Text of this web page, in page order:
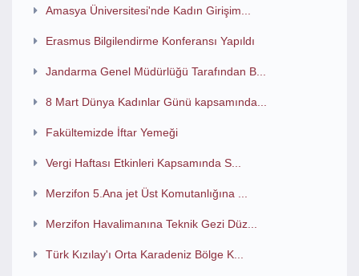
Amasya Üniversitesi'nde Kadın Girişim...
Erasmus Bilgilendirme Konferansı Yapıldı
Jandarma Genel Müdürlüğü Tarafından B...
8 Mart Dünya Kadınlar Günü kapsamında...
Fakültemizde İftar Yemeği
Vergi Haftası Etkinleri Kapsamında S...
Merzifon 5.Ana jet Üst Komutanlığına ...
Merzifon Havalimanına Teknik Gezi Düz...
Türk Kızılay'ı Orta Karadeniz Bölge K...